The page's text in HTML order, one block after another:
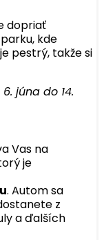
dopriať
kde
pestrý, takže si
júna do 14.
Vas na
je
. Autom sa
z
a ďalších